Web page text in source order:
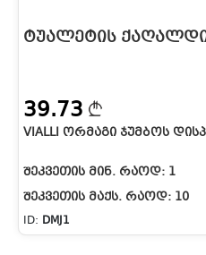
ᲢᲣᲐᲚᲔᲢᲘᲡ
39.73
VIALLI ᲝᲠᲛᲐᲒᲘ ᲯᲣᲛᲑᲝᲡ
ᲨᲔᲙᲕᲔᲗᲘᲡ ᲛᲘᲜ. ᲠᲐᲝᲓ: 1
ᲨᲔᲙᲕᲔᲗᲘᲡ ᲛᲐᲥᲡ. ᲠᲐᲝᲓ: 10
ID: DMJ1